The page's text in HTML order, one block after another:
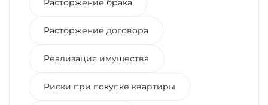
Расторжение брака
Расторжение договора
Реализация имущества
Риски при покупке квартиры